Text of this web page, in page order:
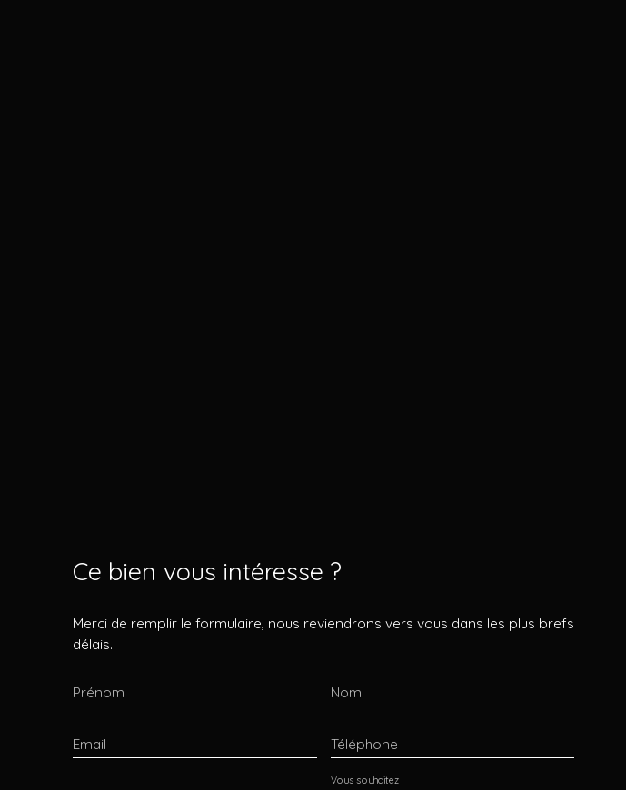
Ce bien vous intéresse ?
Merci de remplir le formulaire, nous reviendrons vers vous dans les plus brefs
délais.
Prénom Nom
Email Téléphone
Vous souhaitez